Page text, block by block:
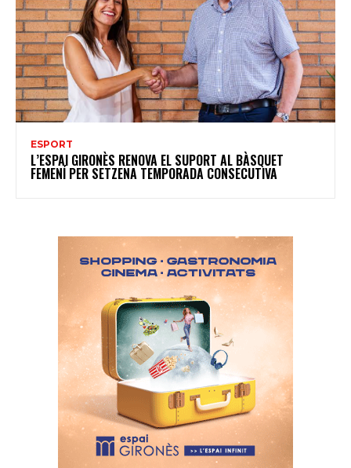
ESPORT
L’ESPAI GIRONÈS RENOVA EL SUPORT AL BÀSQUET
FEMENÍ PER SETZENA TEMPORADA CONSECUTIVA